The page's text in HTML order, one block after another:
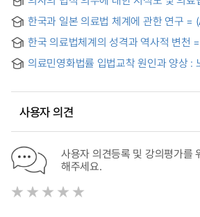
Service Personnel
duty and medical law education
한국과 일본 의료법 체계에 관한 연구
한국 의료법체계의 성격과 역사적 변천
의료민영화법률 입법교착 원인과 양상 :
사용자 의견
사용자 의견등록 및 강의평가를
해주세요.